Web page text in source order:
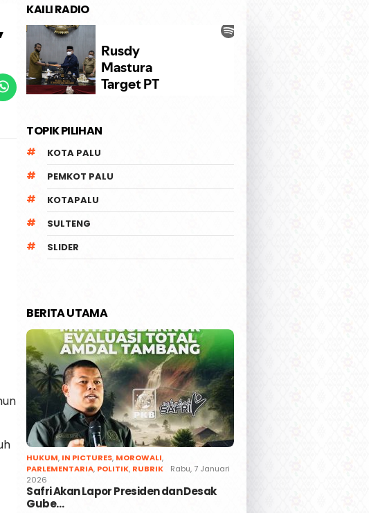
KAILI RADIO
TOPIK PILIHAN
KOTA PALU
PEMKOT PALU
KOTAPALU
SULTENG
SLIDER
BERITA UTAMA
HUKUM, IN PICTURES, MOROWALI,
PARLEMENTARIA, POLITIK, RUBRIK
Rabu, 7 Januari
2026
Safri Akan Lapor Presiden dan Desak
Gube…